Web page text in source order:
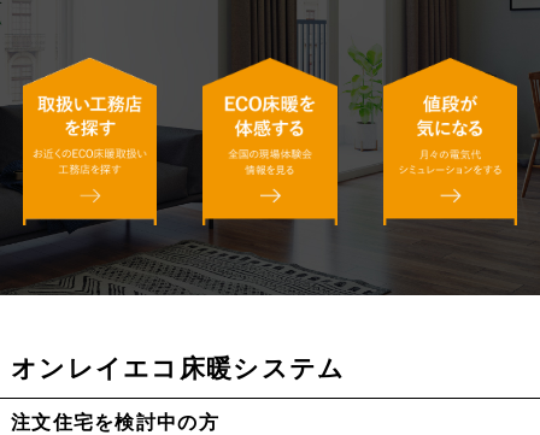
オンレイエコ床暖システム
注文住宅を検討中の方